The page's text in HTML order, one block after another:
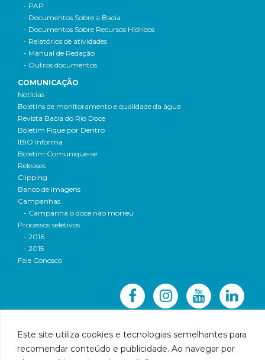
Este site utiliza cookies e tecnologias semelhantes para
recomendar conteúdo e publicidade. Ao navegar por
- PAP
- Documentos Sobre a Bacia
- Documentos Sobre Recursos Hídricos
- Relatórios de atividades
- Manual de Redação
- Outros documentos
COMUNICAÇÃO
Notícias
Boletins de monitoramento e qualidade da água
Revista Bacia do Rio Doce
Boletim Fique por Dentro
IBIO Informa
Boletim Comunique-se
Releases
Clipping
Banco de imagens
Campanhas
- Campanha o doce não morreu
Processos seletivos
- 2016
- 2015
Fale Conosco
© 2016 CBH-Doce - Todos os direitos reservados